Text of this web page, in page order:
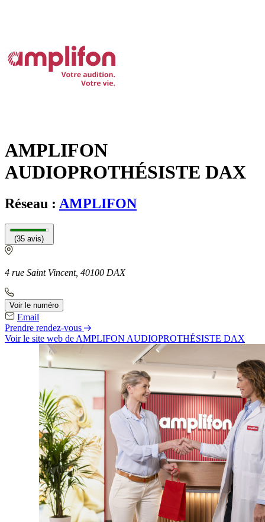
AMPLIFON
AUDIOPROTHÉSISTE DAX
Réseau : AMPLIFON
(35 avis)
4 rue Saint Vincent, 40100 DAX
Voir le numéro
Email
Prendre rendez-vous
Voir le site web de AMPLIFON AUDIOPROTHÉSISTE DAX